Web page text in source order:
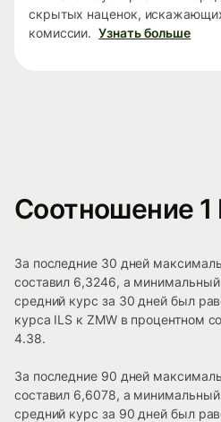
скрытых наценок,
комиссии. Узнать больше
Соотношение 1
За последние 30 дней
составил 6,3246, а
средний курс за 30 дней был
курса ILS к ZMW в процентном
4.38.
За последние 90 дней
составил 6,6078, а
средний курс за 90 дней был